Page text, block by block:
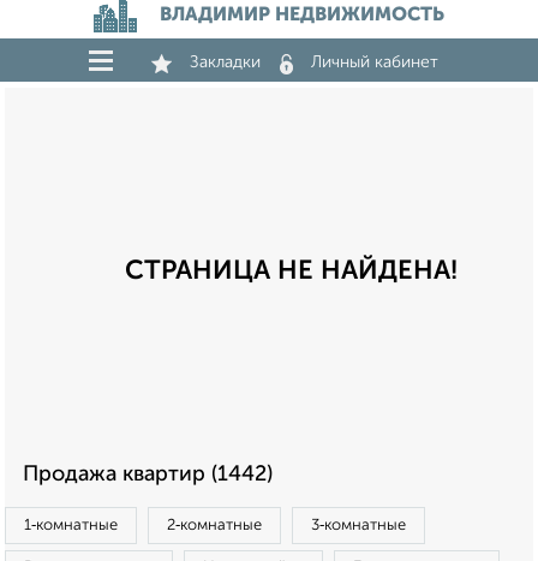
ВЛАДИМИР НЕДВИЖИМОСТЬ
Закладки Личный кабинет
СТРАНИЦА НЕ НАЙДЕНА!
Продажа квартир (1442)
1‑комнатные 2‑комнатные 3‑комнатные